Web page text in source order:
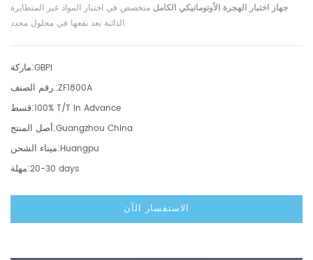
جهاز اختبار الهجرة الأوتوماتيكي الكامل متخصص في اختبار المواد غير المتطايرة
الذائبة بعد نقعها في محلول محدد.
ماركة:GBPI
رقم الصنف.:ZF1800A
قسط:100% T/T In Advance
أصل المنتج:Guangzhou China
ميناء الشحن:Huangpu
مهلة:20-30 days
الاستفسار الآن